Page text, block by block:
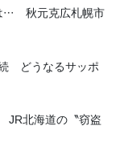
は… 秋元克広札幌市
続 どうなるサッポ
JR北海道の〝窃盗